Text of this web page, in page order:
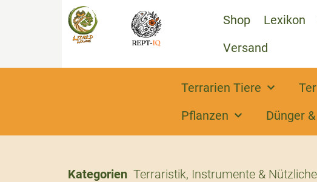
Shop Lexikon
Versand
Terrarien Tiere
Pflanzen
Dünger
Kategorien Terraristik, Instrumente &